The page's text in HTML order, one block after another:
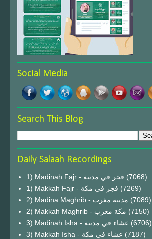
Social Media
Search This Blog
Daily Salaah Recordings
1) Madinah Fajr - فجر في مدينة (7068)
1) Makkah Fajr - فجر في مكة (7269)
2) Madina Maghrib - مدينة مغرب (7089)
2) Makkah Maghrib - مكة مغرب (7150)
3) Madinah Isha - عشاء في مدينة (6706)
3) Makkah Isha - عشاء في مكة (7187)